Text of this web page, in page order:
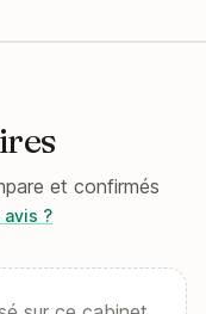
et confirmés
?